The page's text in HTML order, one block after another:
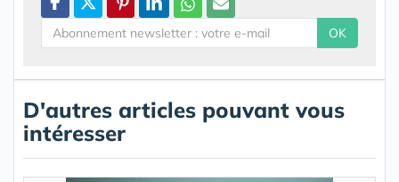
OK
D'autres articles pouvant vous
intéresser